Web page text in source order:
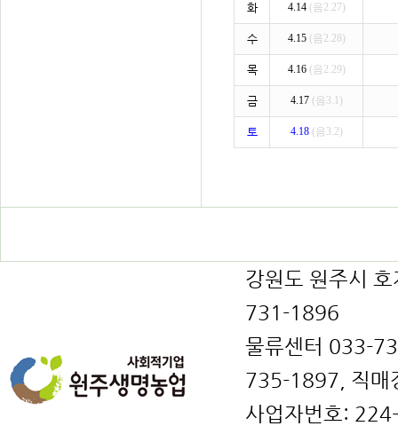
화 4.14 (음2.27)
수 4.15 (음2.28)
목 4.16 (음2.29)
금 4.17 (음3.1)
토 4.18 (음3.2)
강원도 원주시
731-1896
물류센터 033-
735-1897, 직
사업자번호: